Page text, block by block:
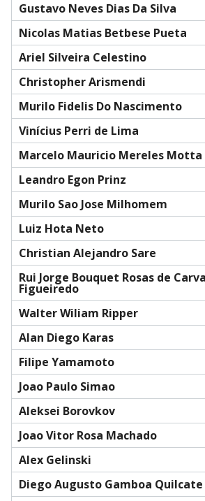
Gustavo Neves Dias Da Silva
Nicolas Matias Betbese Pueta
Ariel Silveira Celestino
Christopher Arismendi
Murilo Fidelis Do Nascimento
Vinícius Perri de Lima
Marcelo Mauricio Mereles Motta
Leandro Egon Prinz
Murilo Sao Jose Milhomem
Luiz Hota Neto
Christian Alejandro Sare
Rui Jorge Bouquet Rosas de
Figueiredo
Walter Wiliam Ripper
Alan Diego Karas
Filipe Yamamoto
Joao Paulo Simao
Aleksei Borovkov
Joao Vitor Rosa Machado
Alex Gelinski
Diego Augusto Gamboa Quilcate